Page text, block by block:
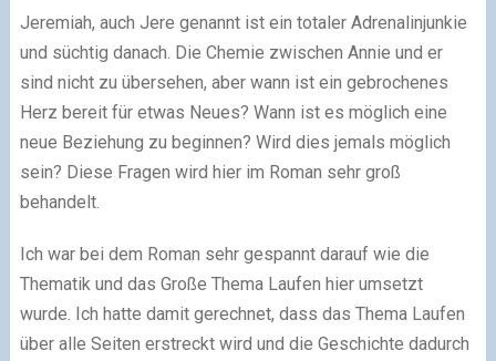
Jeremiah, auch Jere genannt ist ein totaler Adrenalinjunkie
und süchtig danach. Die Chemie zwischen Annie und er
sind nicht zu übersehen, aber wann ist ein gebrochenes
Herz bereit für etwas Neues? Wann ist es möglich eine
neue Beziehung zu beginnen? Wird dies jemals möglich
sein? Diese Fragen wird hier im Roman sehr groß
behandelt.
Ich war bei dem Roman sehr gespannt darauf wie die
Thematik und das Große Thema Laufen hier umsetzt
wurde. Ich hatte damit gerechnet, dass das Thema Laufen
über alle Seiten erstreckt wird und die Geschichte dadurch